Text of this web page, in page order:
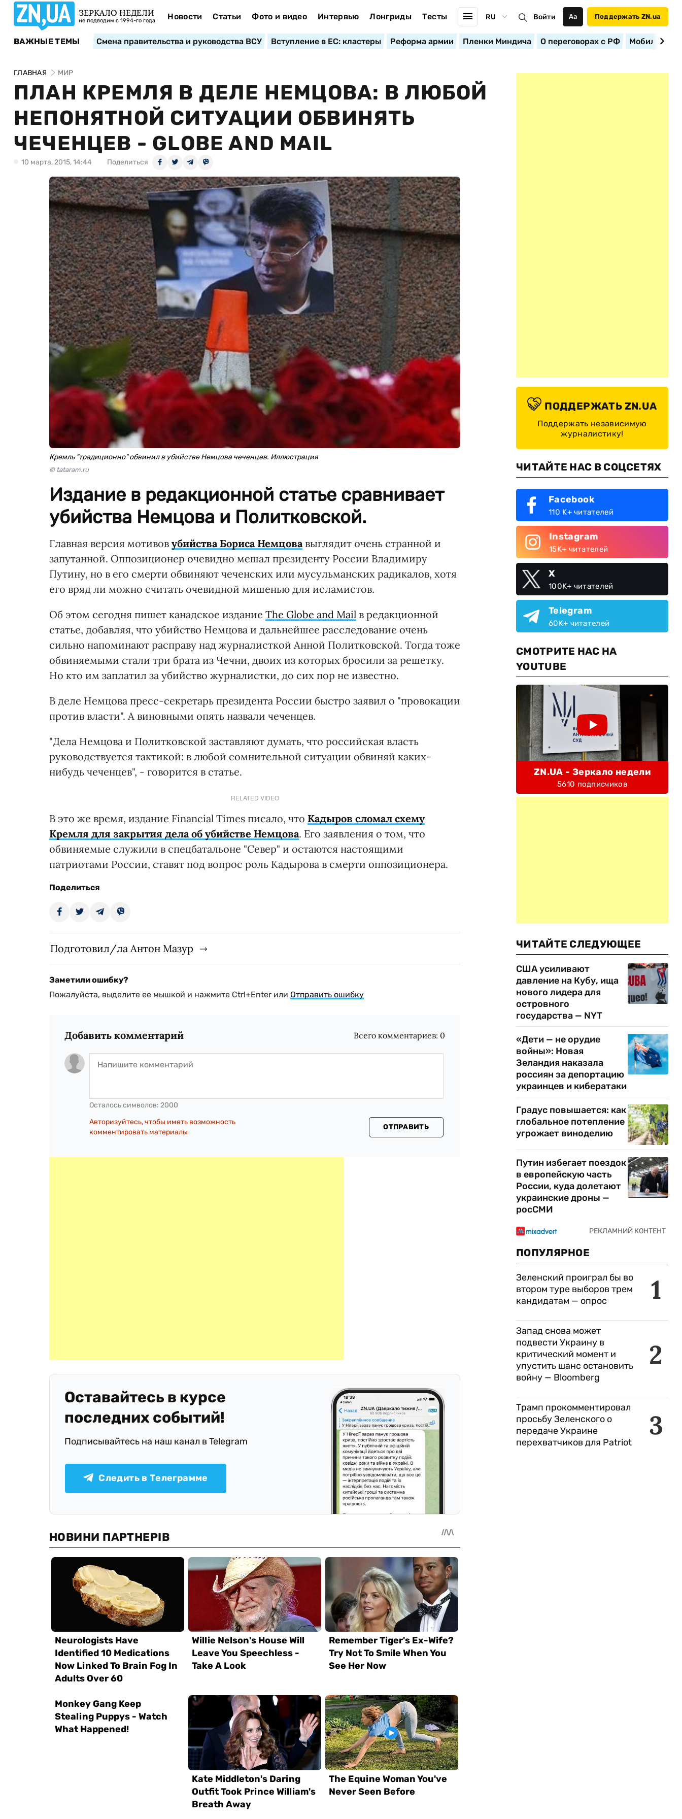
ЗЕРКАЛО НЕДЕЛИ
не подводим с 1994-го года Новости Статьи Фото и видео Интервью Лонгриды Тесты RU Войти Аа Поддержать ZN.ua
ВАЖНЫЕ ТЕМЫ Смена правительства и руководства ВСУ Вступление в ЕС: кластеры Реформа армии Пленки Миндича О переговорах с РФ
ГЛАВНАЯ МИР
ПЛАН КРЕМЛЯ В ДЕЛЕ НЕМЦОВА: В ЛЮБОЙ
НЕПОНЯТНОЙ СИТУАЦИИ ОБВИНЯТЬ
ЧЕЧЕНЦЕВ - GLOBE AND MAIL
10 марта, 2015, 14:44 Поделиться
Кремль "традиционно" обвинил в убийстве Немцова чеченцев. Иллюстрация
© tataram.ru
Издание в редакционной статье сравнивает
убийства Немцова и Политковской.
Главная версия мотивов убийства Бориса Немцова выглядит очень странной и
запутанной. Оппозиционер очевидно мешал президенту России Владимиру
Путину, но в его смерти обвиняют чеченских или мусульманских радикалов, хотя
его вряд ли можно считать очевидной мишенью для исламистов.
Об этом сегодня пишет канадское издание The Globe and Mail в редакционной
статье, добавляя, что убийство Немцова и дальнейшее расследование очень
сильно напоминают расправу над журналисткой Анной Политковской. Тогда тоже
обвиняемыми стали три брата из Чечни, двоих из которых бросили за решетку.
Но кто им заплатил за убийство журналистки, до сих пор не известно.
В деле Немцова пресс-секретарь президента России быстро заявил о "провокации
против власти". А виновными опять назвали чеченцев.
"Дела Немцова и Политковской заставляют думать, что российская власть
руководствуется тактикой: в любой сомнительной ситуации обвиняй каких-
нибудь чеченцев", - говорится в статье.
RELATED VIDEO
В это же время, издание Financial Times писало, что Кадыров сломал схему
Кремля для закрытия дела об убийстве Немцова. Его заявления о том, что
обвиняемые служили в спецбатальоне "Север" и остаются настоящими
патриотами России, ставят под вопрос роль Кадырова в смерти оппозиционера.
Поделиться
Подготовил/ла Антон Мазур
Заметили ошибку?
Пожалуйста, выделите ее мышкой и нажмите Ctrl+Enter или Отправить ошибку
Добавить комментарий Всего комментариев: 0
Осталось символов: 2000
Авторизуйтесь, чтобы иметь возможность
комментировать материалы
ОТПРАВИТЬ
Оставайтесь в курсе
последних событий!
Подписывайтесь на наш канал в Telegram
Следить в Телеграмме
ПОДДЕРЖАТЬ ZN.UA
Поддержать независимую
журналистику!
ЧИТАЙТЕ НАС В СОЦСЕТЯХ
Facebook
110 K+ читателей
Instagram
15K+ читателей
X
100K+ читателей
Telegram
60K+ читателей
СМОТРИТЕ НАС НА
YOUTUBE
ZN.UA - Зеркало недели
5610 подписчиков
ЧИТАЙТЕ СЛЕДУЮЩЕЕ
США усиливают
давление на Кубу, ища
нового лидера для
островного
государства — NYT
«Дети — не орудие
войны»: Новая
Зеландия наказала
россиян за депортацию
украинцев и кибератаки
Градус повышается: как
глобальное потепление
угрожает виноделию
Путин избегает поездок
в европейскую часть
России, куда долетают
украинские дроны —
росСМИ
ПОПУЛЯРНОЕ
1
Зеленский проиграл бы во
втором туре выборов трем
кандидатам — опрос
2
Запад снова может
подвести Украину в
критический момент и
упустить шанс остановить
войну — Bloomberg
3
Трамп прокомментировал
просьбу Зеленского о
передаче Украине
перехватчиков для Patriot